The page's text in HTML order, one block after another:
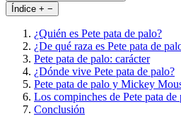
Índice + −
¿Quién es Pete pata de palo?
¿De qué raza es Pete pata de
Pete pata de palo: carácter
¿Dónde vive Pete pata de palo?
Pete pata de palo y Mickey
Los compinches de Pete pata de
Conclusión